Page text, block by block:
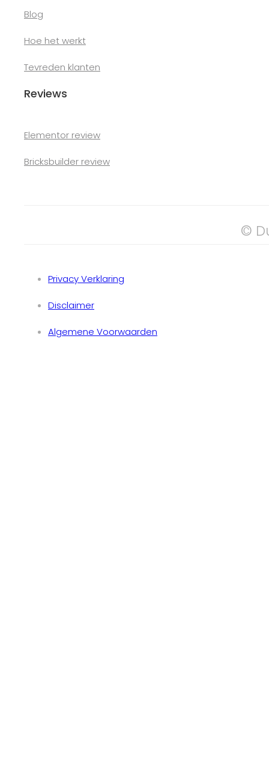
Blog
Hoe het werkt
Tevreden klanten
Reviews
Elementor review
Bricksbuilder review
©
Privacy Verklaring
Disclaimer
Algemene Voorwaarden